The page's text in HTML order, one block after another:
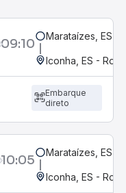
09:10 Marataízes, ES
Iconha, ES -
Embarque
direto
10:05 Marataízes, ES
Iconha, ES -